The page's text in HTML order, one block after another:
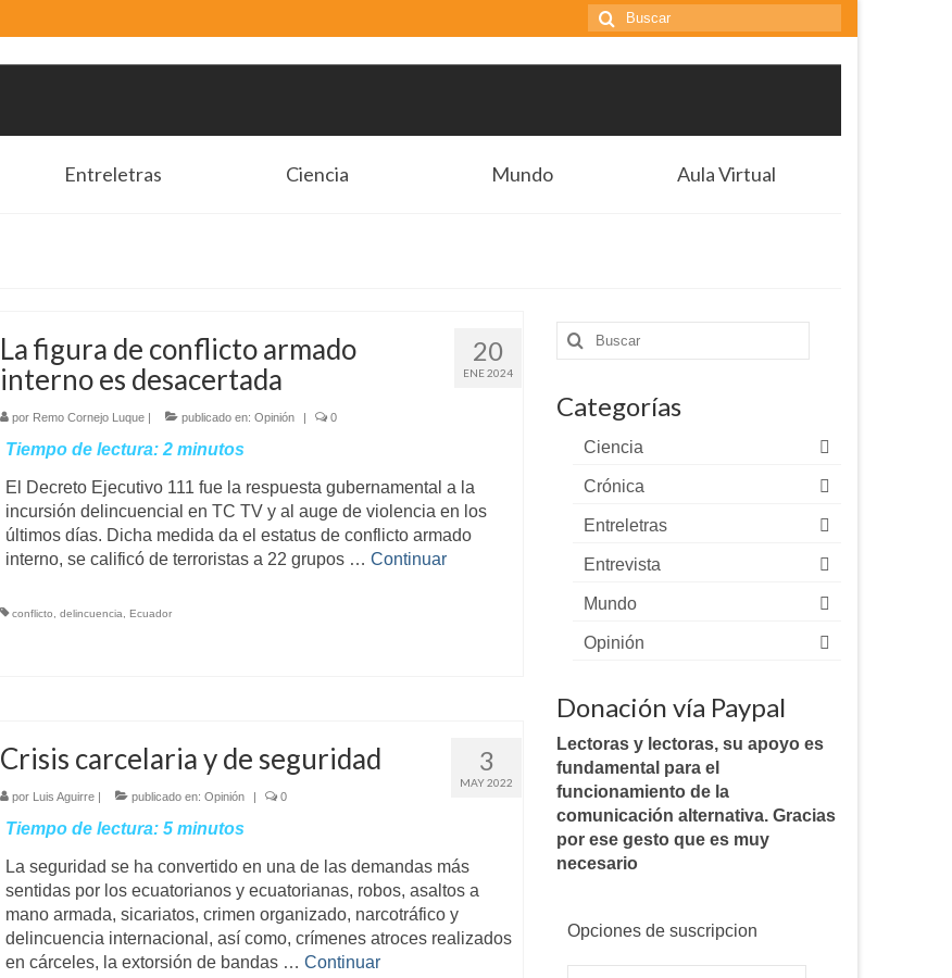
Buscar
por:
Entreletras Ciencia Mundo Aula Virtual
20
ENE 2024
La figura de conflicto armado
interno es desacertada
por Remo Cornejo Luque| publicado en: Opinión | 0
Tiempo de lectura: 2 minutos
El Decreto Ejecutivo 111 fue la respuesta gubernamental a la
incursión delincuencial en TC TV y al auge de violencia en los
últimos días. Dicha medida da el estatus de conflicto armado
interno, se calificó de terroristas a 22 grupos … Continuar
conflicto delincuencia Ecuador
3
MAY 2022
Crisis carcelaria y de seguridad
por Luis Aguirre| publicado en: Opinión | 0
Tiempo de lectura: 5 minutos
La seguridad se ha convertido en una de las demandas más
sentidas por los ecuatorianos y ecuatorianas, robos, asaltos a
mano armada, sicariatos, crimen organizado, narcotráfico y
delincuencia internacional, así como, crímenes atroces realizados
en cárceles, la extorsión de bandas … Continuar
Buscar
por:
Categorías
Ciencia
Crónica
Entreletras
Entrevista
Mundo
Opinión
Donación vía Paypal
Lectoras y lectoras, su apoyo es
fundamental para el
funcionamiento de la
comunicación alternativa. Gracias
por ese gesto que es muy
necesario
Opciones de suscripcion